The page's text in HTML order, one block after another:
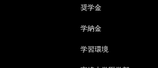
奨学金
学納金
学習環境